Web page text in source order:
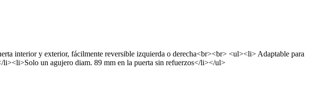
interior y exterior, fácilmente reversible izquierda o derecha<br><br> <ul><li> Adaptable para
li><li>Solo un agujero diam. 89 mm en la puerta sin refuerzos</li></ul>